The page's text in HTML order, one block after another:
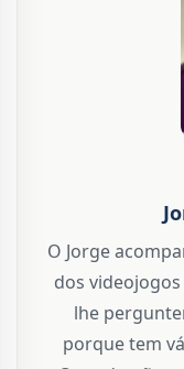
O Jorge
dos
lhe
porque tem